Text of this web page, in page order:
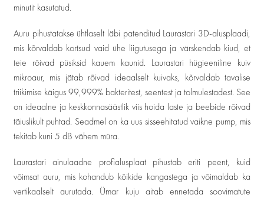
minutit kasutatud.
Auru pihustatakse ühtlaselt läbi patenditud Laurastari 3D-alusplaadi,
mis kõrvaldab kortsud vaid ühe liigutusega ja värskendab kiud, et
teie rõivad püsiksid kauem kaunid. Laurastari hügieeniline kuiv
mikroaur, mis jätab rõivad ideaalselt kuivaks, kõrvaldab tavalise
triikimise käigus 99,999% bakteritest, seentest ja tolmulestadest. See
on ideaalne ja keskkonnasäästlik viis hoida laste ja beebide rõivad
täiuslikult puhtad. Seadmel on ka uus sisseehitatud vaikne pump, mis
tekitab kuni 5 dB vähem müra.
Laurastari ainulaadne profialusplaat pihustab eriti peent, kuid
võimsat auru, mis kohandub kõikide kangastega ja võimaldab ka
vertikaalselt aurutada. Ümar kuju aitab ennetada soovimatute